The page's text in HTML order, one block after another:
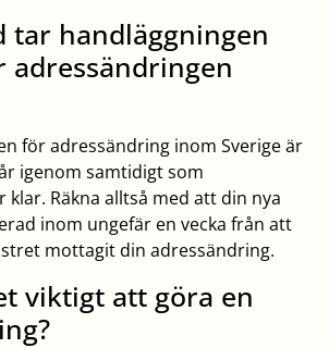
tar handläggningen
adressändringen
för adressändring inom Sverige är
igenom samtidigt som
klar. Räkna alltså med att din nya
inom ungefär en vecka från att
mottagit din adressändring.
viktigt att göra en